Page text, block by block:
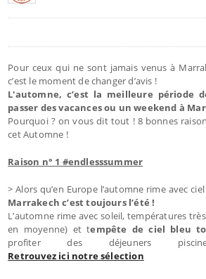
Pour ceux qui ne sont jamais venus à
c’est le moment de changer d’avis !
L'automne, c’est la meilleure période
passer des vacances ou un weekend à
Pourquoi ? on vous dit tout ! 8 bonnes
cet Automne !
Raison n° 1 #endlesssummer
> Alors qu’en Europe l’automne rime avec
Marrakech c’est toujours l’été !
L’automne rime avec soleil, températures
en moyenne) et tempête de ciel bleu
profiter des déjeuners
Retrouvez ici notre sélection